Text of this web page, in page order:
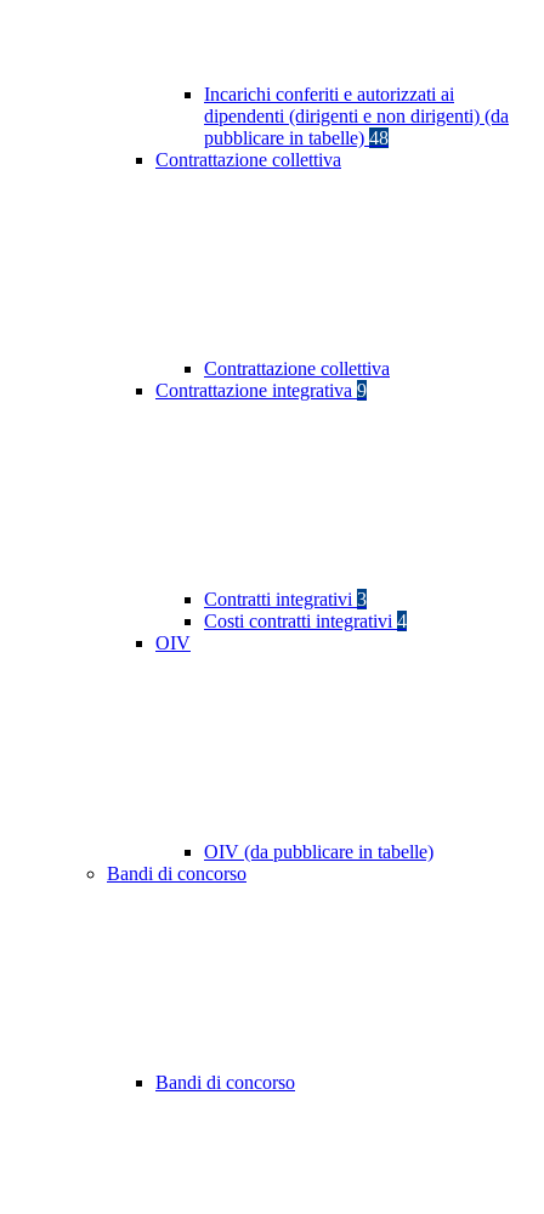
Incarichi conferiti e autorizzati ai
dipendenti (dirigenti e non dirigenti) (da
pubblicare in tabelle) 48
Contrattazione collettiva
Contrattazione collettiva
Contrattazione integrativa 9
Contratti integrativi 3
Costi contratti integrativi 4
OIV
OIV (da pubblicare in tabelle)
Bandi di concorso
Bandi di concorso